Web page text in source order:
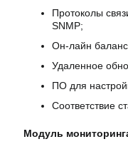
Протоколы
SNMP;
Он-лайн
Удаленное
ПО для
Соответствие
Модуль